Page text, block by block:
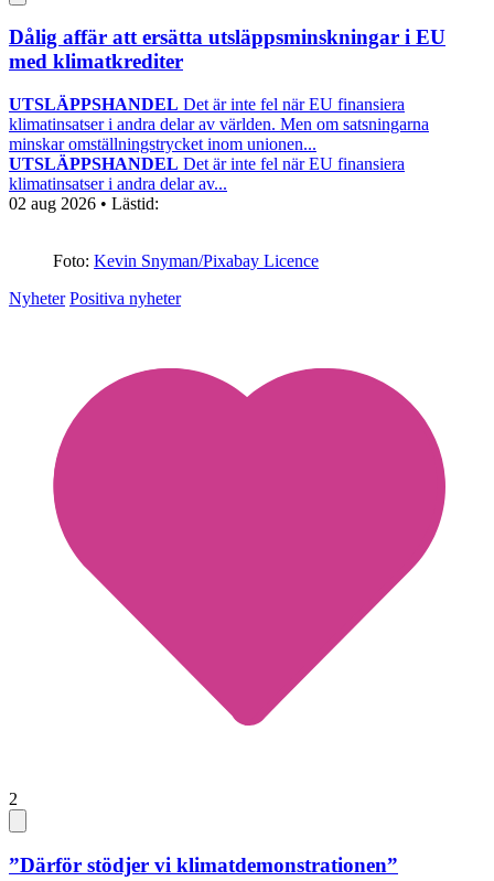
Dålig affär att ersätta utsläppsminskningar i EU
med klimatkrediter
UTSLÄPPSHANDEL Det är inte fel när EU finansiera
klimatinsatser i andra delar av världen. Men om satsningarna
minskar omställningstrycket inom unionen...
UTSLÄPPSHANDEL Det är inte fel när EU finansiera
klimatinsatser i andra delar av...
02 aug 2026 • Lästid:
Foto: Kevin Snyman/Pixabay Licence
Nyheter Positiva nyheter
2
”Därför stödjer vi klimatdemonstrationen”